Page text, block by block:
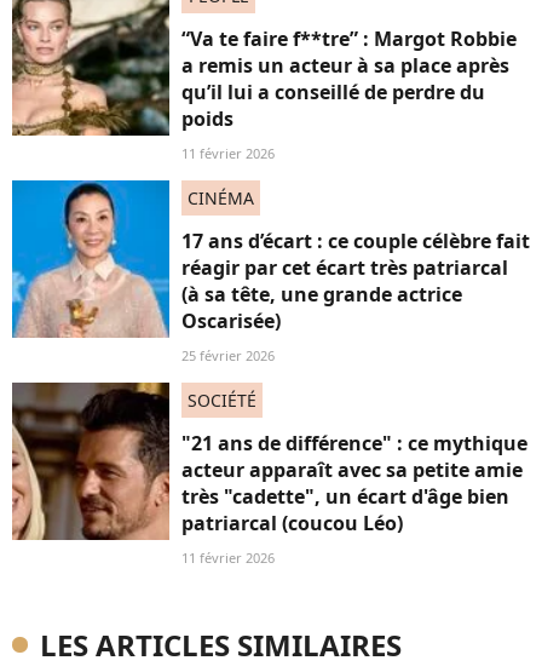
“Va te faire f**tre” : Margot Robbie
a remis un acteur à sa place après
qu’il lui a conseillé de perdre du
poids
11 février 2026
CINÉMA
17 ans d’écart : ce couple célèbre fait
réagir par cet écart très patriarcal
(à sa tête, une grande actrice
Oscarisée)
25 février 2026
SOCIÉTÉ
"21 ans de différence" : ce mythique
acteur apparaît avec sa petite amie
très "cadette", un écart d'âge bien
patriarcal (coucou Léo)
11 février 2026
LES ARTICLES SIMILAIRES